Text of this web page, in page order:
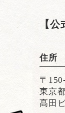
【
住所
〒
東京
髙田